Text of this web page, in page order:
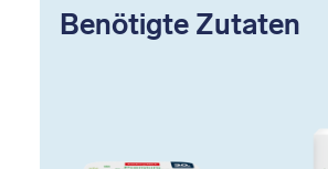
Benötigte Zutaten